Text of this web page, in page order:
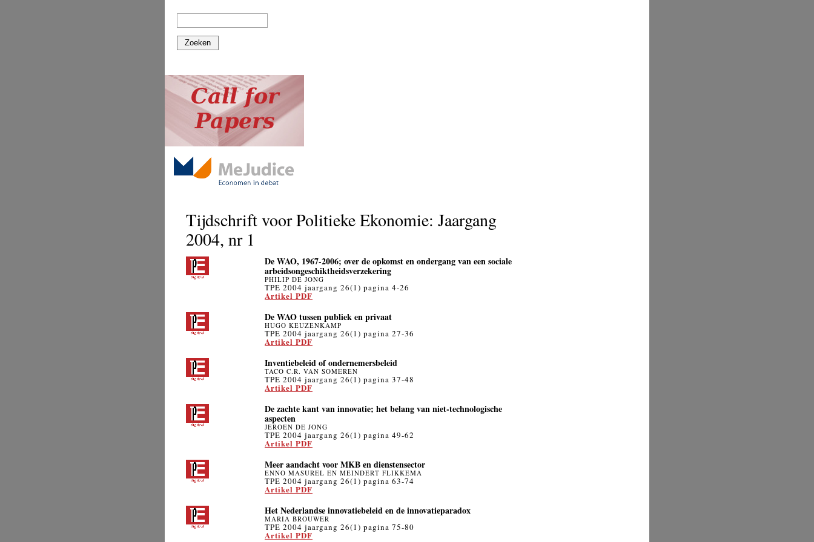
Zoeken
Tijdschrift voor Politieke Ekonomie: Jaargang
2004, nr 1
De WAO, 1967-2006; over de opkomst en ondergang van een sociale
arbeidsongeschiktheidsverzekering
PHILIP DE JONG
TPE 2004 jaargang 26(1) pagina 4-26
Artikel PDF
De WAO tussen publiek en privaat
HUGO KEUZENKAMP
TPE 2004 jaargang 26(1) pagina 27-36
Artikel PDF
Inventiebeleid of ondernemersbeleid
TACO C.R. VAN SOMEREN
TPE 2004 jaargang 26(1) pagina 37-48
Artikel PDF
De zachte kant van innovatie; het belang van niet-technologische
aspecten
JEROEN DE JONG
TPE 2004 jaargang 26(1) pagina 49-62
Artikel PDF
Meer aandacht voor MKB en dienstensector
ENNO MASUREL EN MEINDERT FLIKKEMA
TPE 2004 jaargang 26(1) pagina 63-74
Artikel PDF
Het Nederlandse innovatiebeleid en de innovatieparadox
MARIA BROUWER
TPE 2004 jaargang 26(1) pagina 75-80
Artikel PDF